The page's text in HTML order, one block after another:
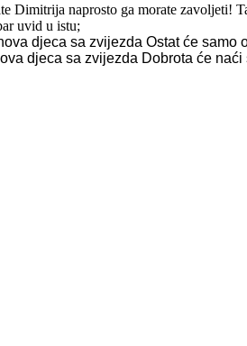
Dimitrija naprosto ga morate zavoljeti!
uvid u istu;
djeca sa zvijezda Ostat će samo
djeca sa zvijezda Dobrota će naći